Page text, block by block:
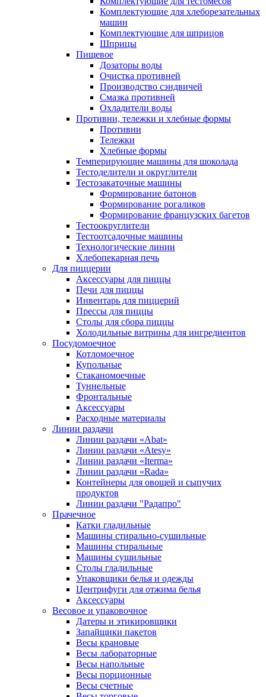
Комплектующие для хлеборезательных
машин
Комплектующие для шприцов
Шприцы
Пищевое
Дозаторы воды
Очистка противней
Производство сэндвичей
Смазка противней
Охладители воды
Противни, тележки и хлебные формы
Противни
Тележки
Хлебные формы
Темперирующие машины для шоколада
Тестоделители и округлители
Тестозакаточные машины
Формирование батонов
Формирование рогаликов
Формирование французских багетов
Тестоокруглители
Тестоотсадочные машины
Технологические линии
Хлебопекарная печь
Для пиццерии
Аксессуары для пиццы
Печи для пиццы
Инвентарь для пиццерий
Прессы для пиццы
Столы для сбора пиццы
Холодильные витрины для ингредиентов
Посудомоечное
Котломоечное
Купольные
Стаканомоечные
Туннельные
Фронтальные
Аксессуары
Расходные материалы
Линии раздачи
Линии раздачи «Abat»
Линии раздачи «Atesy»
Линии раздачи «Iterma»
Линии раздачи «Rada»
Контейнеры для овощей и сыпучих
продуктов
Линии раздачи "Радапро"
Прачечное
Катки гладильные
Машины стирально-сушильные
Машины стиральные
Машины сушильные
Столы гладильные
Упаковщики белья и одежды
Центрифуги для отжима белья
Аксессуары
Весовое и упаковочное
Датеры и этикировщики
Запайщики пакетов
Весы крановые
Весы лабораторные
Весы напольные
Весы порционные
Весы счетные